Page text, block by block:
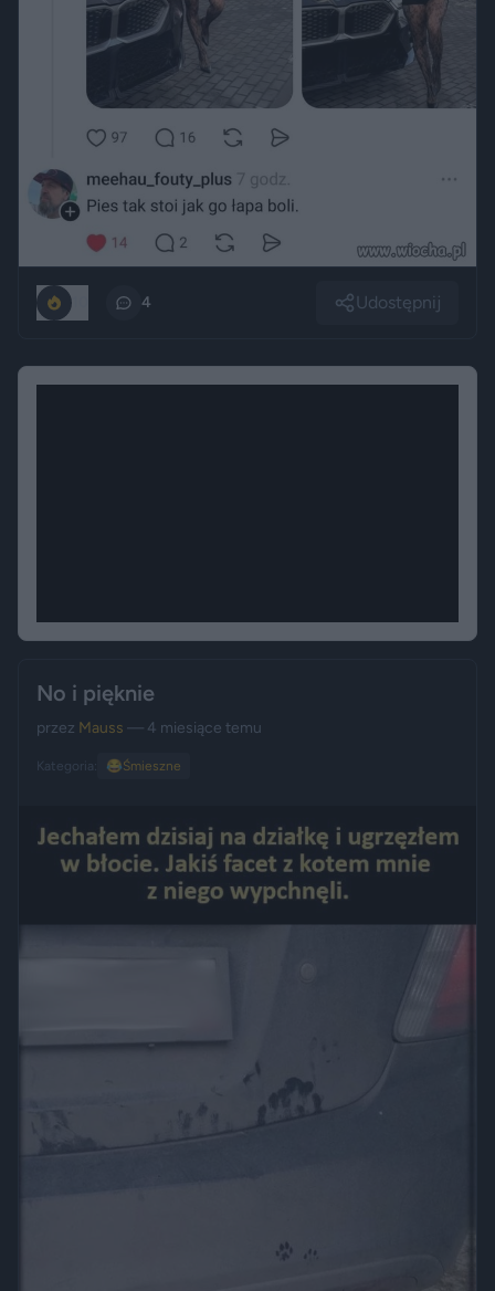
4 Udostępnij
No i pięknie
przez Mauss — 4 miesiące temu
Kategoria: 😂Śmieszne